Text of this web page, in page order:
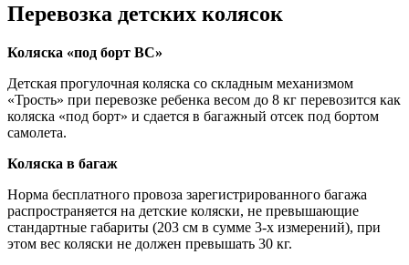
Перевозка детских колясок
Коляска «под борт ВС»
Детская прогулочная коляска со складным механизмом
«Трость» при перевозке ребенка весом до 8 кг перевозится как
коляска «под борт» и сдается в багажный отсек под бортом
самолета.
Коляска в багаж
Норма бесплатного провоза зарегистрированного багажа
распространяется на детские коляски, не превышающие
стандартные габариты (203 см в сумме 3-х измерений), при
этом вес коляски не должен превышать 30 кг.